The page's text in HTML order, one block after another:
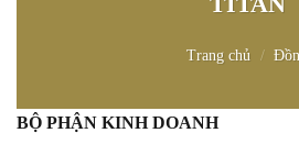
Trang chủ /
BỘ PHẬN KINH DOANH